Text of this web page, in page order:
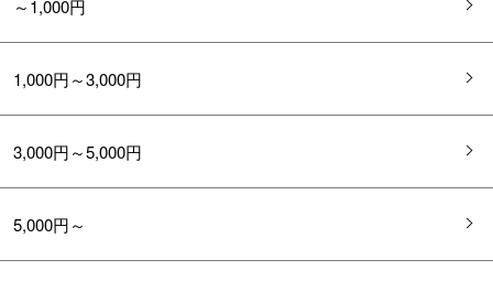
～1,000円
1,000円～3,000円
3,000円～5,000円
5,000円～